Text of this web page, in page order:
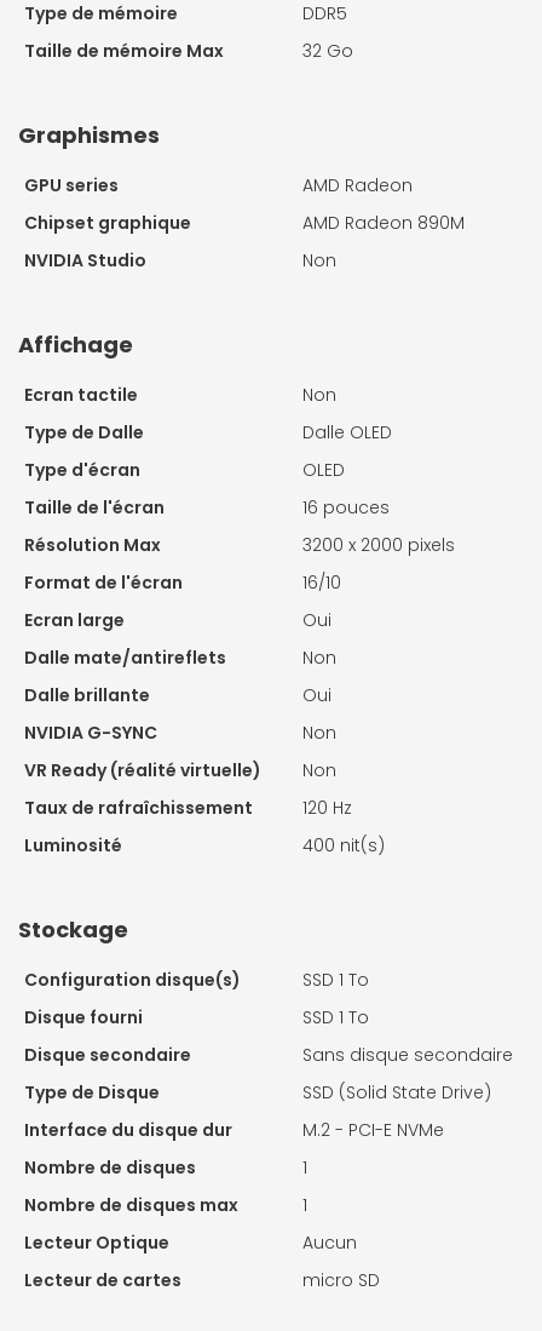
Type de mémoire
DDR5
Taille de mémoire Max
32 Go
Graphismes
GPU series
AMD Radeon
Chipset graphique
AMD Radeon 890M
NVIDIA Studio
Non
Affichage
Ecran tactile
Non
Type de Dalle
Dalle OLED
Type d'écran
OLED
Taille de l'écran
16 pouces
Résolution Max
3200 x 2000 pixels
Format de l'écran
16/10
Ecran large
Oui
Dalle mate/antireflets
Non
Dalle brillante
Oui
NVIDIA G-SYNC
Non
VR Ready (réalité virtuelle)
Non
Taux de rafraîchissement
120 Hz
Luminosité
400 nit(s)
Stockage
Configuration disque(s)
SSD 1 To
Disque fourni
SSD 1 To
Disque secondaire
Sans disque secondaire
Type de Disque
SSD (Solid State Drive)
Interface du disque dur
M.2 - PCI-E NVMe
Nombre de disques
1
Nombre de disques max
1
Lecteur Optique
Aucun
Lecteur de cartes
micro SD